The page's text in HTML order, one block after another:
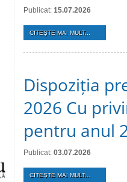
Publicat: 15.07.2026
CITEŞTE MAI MULT...
Dispoziția
2026 Cu
pentru anul
Publicat: 03.07.2026
CITEŞTE MAI MULT...